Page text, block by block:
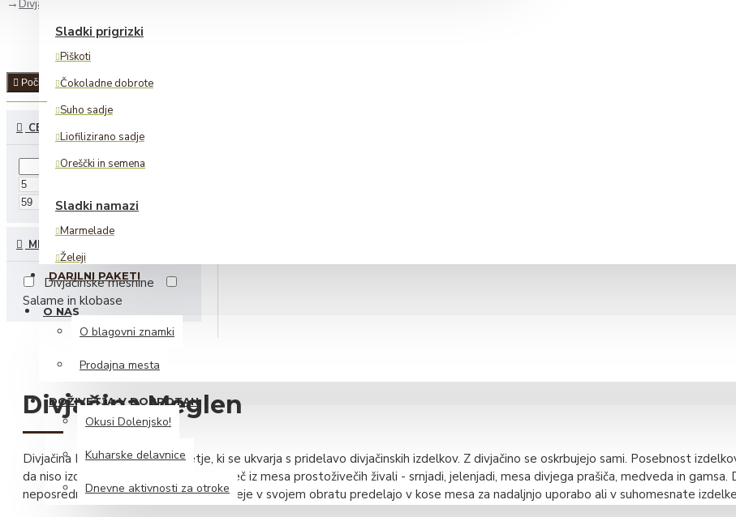
Sladki prigrizki
Piškoti
Čokoladne dobrote
Suho sadje
Liofilizirano sadje
Oreščki in semena
Sladki namazi
Marmelade
Želeji
Lešnikovi namazi
Alkoholne pijače
Peneče vino
Vino
Iz dolenjskega hladilnika
Siri
DARILNI PAKETI
O NAS
O blagovni znamki
Prodajna mesta
DOŽIVETJA V DOBROTAH
Okusi Dolenjsko!
Kuharske delavnice
Dnevne aktivnosti za otroke
Divjačina Meglen
Počisti
CENA
MESNI IZDELKI
Divjačinske mesnine
Salame in klobase
Divjačina Meglen
Divjačina Meglen je malo podjetje, ki se ukvarja s pridelavo divjačinskih izdelkov. Z divjačino se oskrbujejo sami. Posebnost
da niso izdelani iz gojene divjadi, temveč iz mesa prostoživečih živali - srnjadi, jelenjadi, mesa divjega prašiča, medveda in gamsa.
neposredno od lovskih družin in jo kasneje v svojem obratu predelajo v kose mesa za nadaljnjo uporabo ali v suhomesnate